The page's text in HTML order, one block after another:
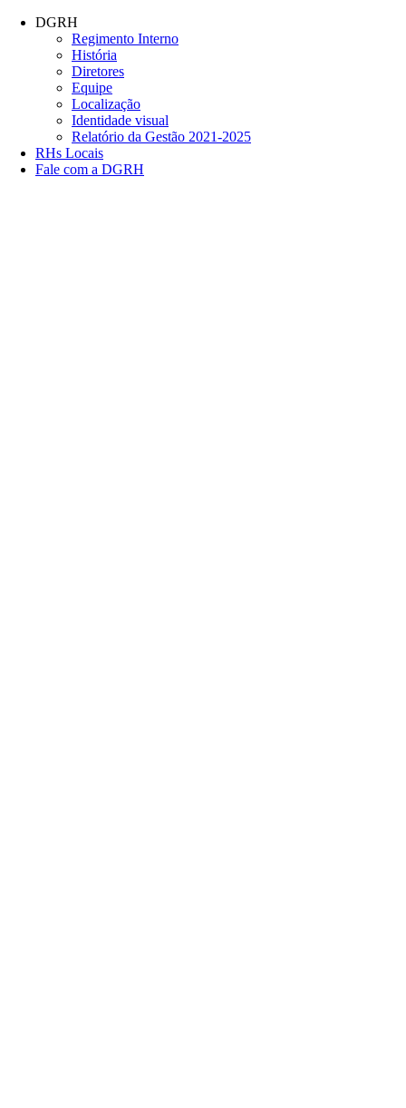
Conteúdo principal
DGRH
Regimento Interno
História
Diretores
Equipe
Localização
Identidade visual
Relatório da Gestão 2021-2025
RHs Locais
Fale com a DGRH